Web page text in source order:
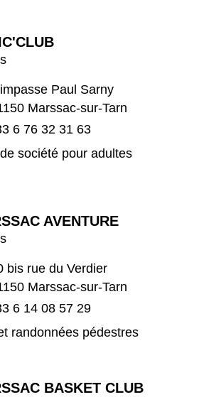
Paul Sarny
Marssac-sur-Tarn
6 76 32 31 63
société pour adultes
AVENTURE
bis rue du Verdier
Marssac-sur-Tarn
6 14 08 57 29
randonnées pédestres
BASKET CLUB